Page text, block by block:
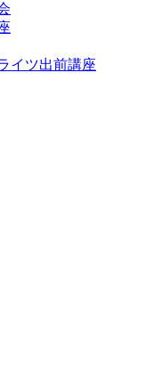
イツ出前講座